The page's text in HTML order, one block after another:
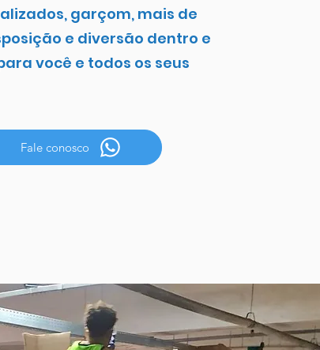
garçom, mais de
e diversão dentro e
você e todos os seus
Fale conosco